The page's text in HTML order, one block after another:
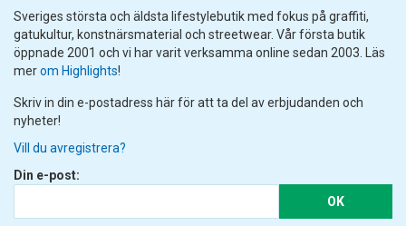
Sveriges största och äldsta lifestylebutik med fokus på graffiti,
gatukultur, konstnärsmaterial och streetwear. Vår första butik
öppnade 2001 och vi har varit verksamma online sedan 2003. Läs
merom Highlights!
Skriv in din e-postadress här för att ta del av erbjudanden och
nyheter!
Vill du avregistrera?
Din e-post:
OK